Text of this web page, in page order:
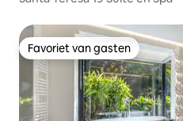
Favoriet van gasten
Favoriet van gasten